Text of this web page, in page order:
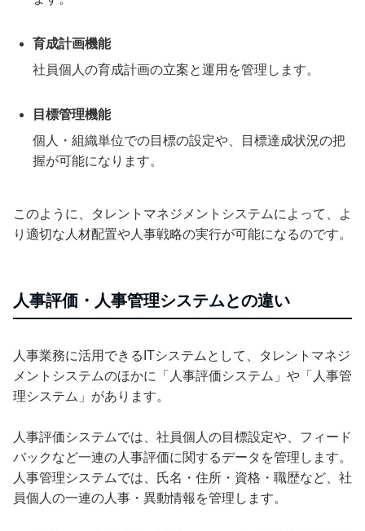
育成計画機能
社員個人の育成計画の立案と運用を管理します。
目標管理機能
個人・組織単位での目標の設定や、目標達成状況の把
握が可能になります。
このように、タレントマネジメントシステムによって、よ
り適切な人材配置や人事戦略の実行が可能になるのです。
人事評価・人事管理システムとの違い
人事業務に活用できるITシステムとして、タレントマネジ
メントシステムのほかに「人事評価システム」や「人事管
理システム」があります。
人事評価システムでは、社員個人の目標設定や、フィード
バックなど一連の人事評価に関するデータを管理します。
人事管理システムでは、氏名・住所・資格・職歴など、社
員個人の一連の人事・異動情報を管理します。